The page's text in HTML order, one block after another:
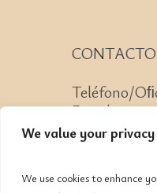
We value your privacy
We use cookies to enhance
CONTACTO
Teléfono/
Email: